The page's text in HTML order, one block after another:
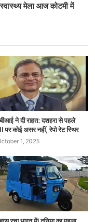
मेला आज कोटमी में
ने दी राहत: दशहरा से पहले
पर कोई असर नहीं, रेपो रेट स्थिर
1, 2025